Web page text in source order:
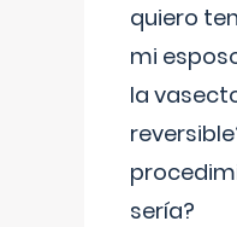
quiero
mi
la
sería?